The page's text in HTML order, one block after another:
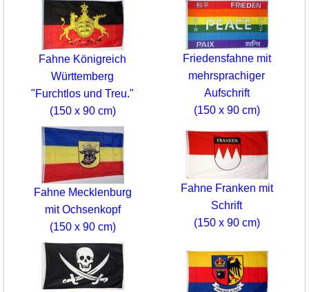
Fahne Königreich
Württemberg
"Furchtlos und Treu."
(150 x 90 cm)
Friedensfahne mit
mehrsprachiger
Aufschrift
(150 x 90 cm)
Fahne Mecklenburg
mit Ochsenkopf
(150 x 90 cm)
Fahne Franken mit
Schrift
(150 x 90 cm)